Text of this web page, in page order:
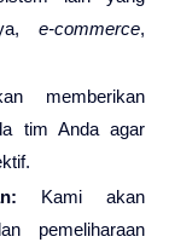
e-commerce,
memberikan
tim Anda agar
Kami akan
pemeliharaan